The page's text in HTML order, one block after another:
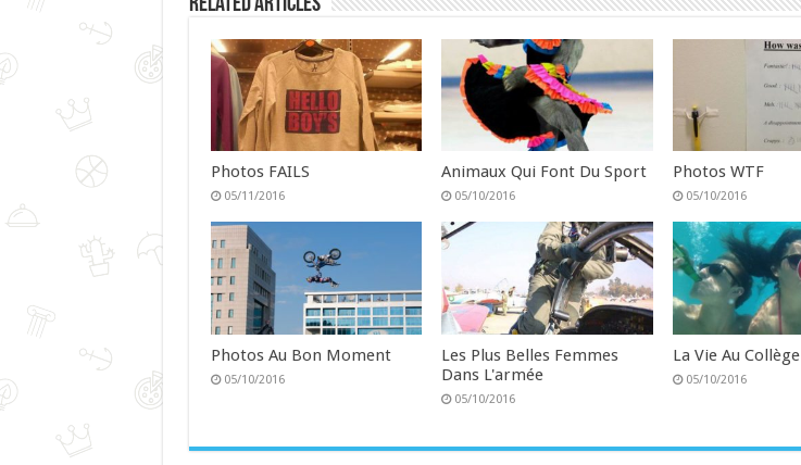
Photos FAILS
05/11/2016
Animaux Qui Font Du Sport
05/10/2016
Photos WTF
05/10/2016
Photos Au Bon Moment
05/10/2016
Les Plus Belles Femmes
Dans L'armée
05/10/2016
La Vie Au Collège
05/10/2016